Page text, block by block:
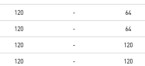
120 - 64
120 - 64
120 - 120
120 - 120